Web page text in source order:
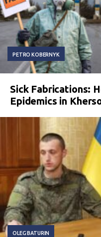
PETRO KOBERNYK
Sick Fabrications:
Epidemics in
OLEG BATURIN